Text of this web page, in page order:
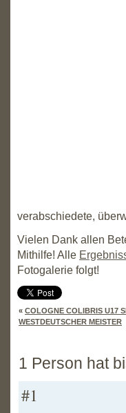
verabschiedete,
Vielen Dank allen
Mithilfe! Alle
Fotogalerie folgt!
« COLOGNE COLIBRIS U17
WESTDEUTSCHER MEISTER
1 Person hat
#1